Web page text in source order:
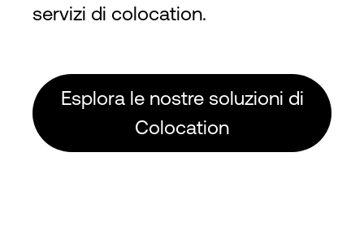
servizi di colocation.
Esplora le nostre soluzioni di
Colocation